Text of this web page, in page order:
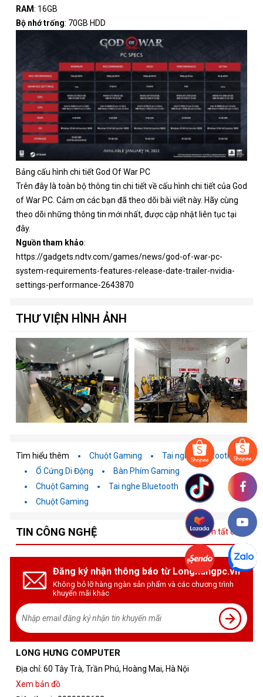
RAM: 16GB
Bộ nhớ trống: 70GB HDD
Bảng cấu hình chi tiết God Of War PC
Trên đây là toàn bộ thông tin chi tiết về cấu hình chi tiết của God
of War PC. Cảm ơn các bạn đã theo dõi bài viết này. Hãy cùng
theo dõi những thông tin mới nhất, được cập nhật liên tục tại
đây.
Nguồn tham khảo:
https://gadgets.ndtv.com/games/news/god-of-war-pc-
system-requirements-features-release-date-trailer-nvidia-
settings-performance-2643870
THƯ VIỆN HÌNH ẢNH
Tìm hiểu thêm Chuột Gaming
Tai nghe Bluetooth
Ổ Cứng Di Động
Bàn Phím Gaming
Chuột Gaming
Tai nghe Bluetooth
Chuột Gaming
TIN CÔNG NGHỆ Xem tất cả
Đăng ký nhận thông báo từ Longhungpc.vn
Không bỏ lỡ hàng ngàn sản phẩm và các chương trình
khuyến mãi khác
LONG HƯNG COMPUTER
Địa chỉ: 60 Tây Trà, Trần Phú, Hoàng Mai, Hà Nội
Xem bản đồ